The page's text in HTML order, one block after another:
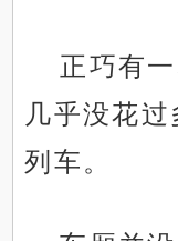
正巧有
几乎没花
列车。